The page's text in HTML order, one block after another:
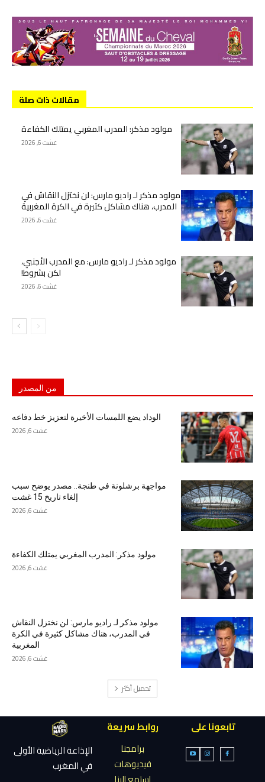
مقالات ذات صلة
مولود مذكر: المدرب المغربي يمتلك الكفاءة
غشت 6, 2026
مولود مذكر لـ راديو مارس: لن نختزل النقاش في
المدرب، هناك مشاكل كثيرة في الكرة المغربية
غشت 6, 2026
مولود مذكر لـ راديو مارس: مع المدرب الأجنبي،
لكن بشروط!
غشت 6, 2026
من المصدر
الوداد يضع اللمسات الأخيرة لتعزيز خط دفاعه
غشت 6, 2026
مواجهة برشلونة في طنجة.. مصدر يوضح سبب
إلغاء تاريخ 15 غشت
غشت 6, 2026
مولود مذكر: المدرب المغربي يمتلك الكفاءة
غشت 6, 2026
مولود مذكر لـ راديو مارس: لن نختزل النقاش
في المدرب، هناك مشاكل كثيرة في الكرة
المغربية
غشت 6, 2026
تحميل أكثر
تابعونا على
روابط سريعة
برامجنا
فيديوهات
الإذاعة الرياضية الأولى
في المغرب